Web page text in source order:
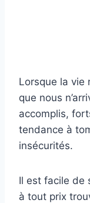
Lorsque la vie
que nous
accomplis,
tendance à
insécurités.
Il est facile de
à tout prix